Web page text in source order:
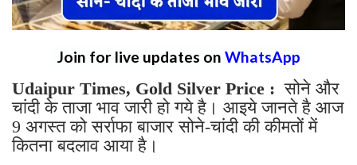
Join for live updates on WhatsApp
Udaipur Times, Gold Silver Price : सोने और
चांदी के ताजा भाव जारी हो गये है। आइये जानते है आज
9 अगस्त को सर्राफा बाजार सोने-चांदी की कीमतों में
कितना बदलाव आया है।